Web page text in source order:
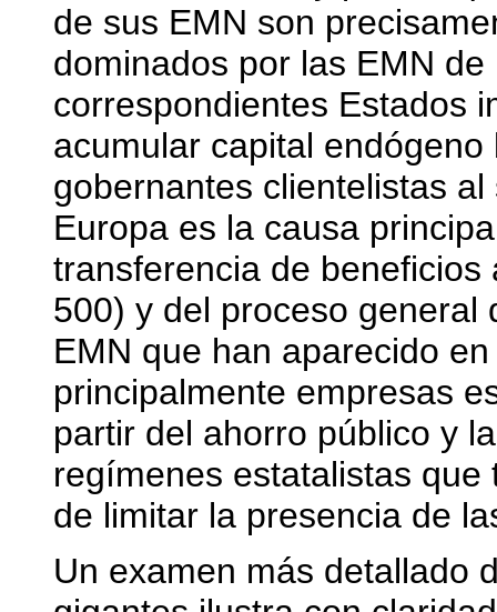
de sus EMN son
dominados por las EMN
correspondientes Estados
acumular capital
gobernantes clientelistas
Europa es la causa
transferencia de
500) y del proceso general
EMN que han aparecido
principalmente empresas
partir del ahorro público y
regímenes estatalistas
de limitar la presencia de
Un examen más detallado